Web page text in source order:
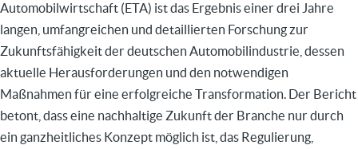
Automobilwirtschaft (ETA) ist das Ergebnis einer drei Jahre
langen, umfangreichen und detaillierten Forschung zur
Zukunftsfähigkeit der deutschen Automobilindustrie, dessen
aktuelle Herausforderungen und den notwendigen
Maßnahmen für eine erfolgreiche Transformation. Der Bericht
betont, dass eine nachhaltige Zukunft der Branche nur durch
ein ganzheitliches Konzept möglich ist, das Regulierung,